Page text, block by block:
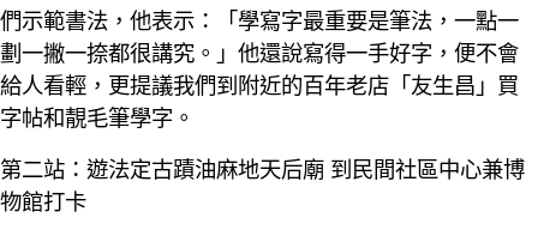
們示範書法，他表示：「學寫字最重要是筆法，一點一
劃一撇一捺都很講究。」他還說寫得一手好字，便不會
給人看輕，更提議我們到附近的百年老店「友生昌」買
字帖和靚毛筆學字。
第二站：遊法定古蹟油麻地天后廟 到民間社區中心兼博
物館打卡